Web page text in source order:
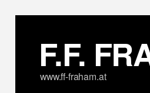
F.F.
www.ff-fraham.at